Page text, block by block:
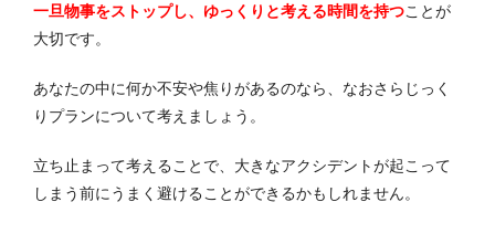
一旦物事をストップし、ゆっくりと考える時間を持つことが
大切です。
あなたの中に何か不安や焦りがあるのなら、なおさらじっく
りプランについて考えましょう。
立ち止まって考えることで、大きなアクシデントが起こって
しまう前にうまく避けることができるかもしれません。